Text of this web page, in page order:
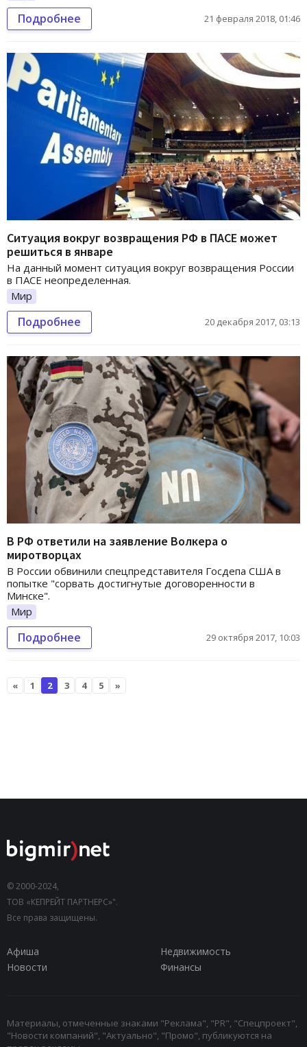
Подробнее 21 февраля 2018, 01:46
Ситуация вокруг возвращения РФ в ПАСЕ может
решиться в январе
На данный момент ситуация вокруг возвращения России
в ПАСЕ неопределенная.
Мир
Подробнее 20 декабря 2017, 03:13
В РФ ответили на заявление Волкера о
миротворцах
В России обвинили спецпредставителя Госдепа США в
попытке "сорвать достигнутые договоренности в
Минске".
Мир
Подробнее 29 октября 2017, 10:03
« 1 2 3 4 5 »
© 2000-2024,
ТОВ «КЕПРЕЙТ ПАРТНЕРС»".
Все права защищены.
Афиша
Недвижимость
Новости
Финансы
Материалы, отмеченные знаками "Реклама", "PR", "Спецпроект",
"Новости компаний", "Актуально", "Промо", публикуются на